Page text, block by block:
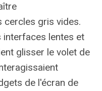
cercles gris vides.
interfaces lentes et
glisser le volet de
de l'écran de